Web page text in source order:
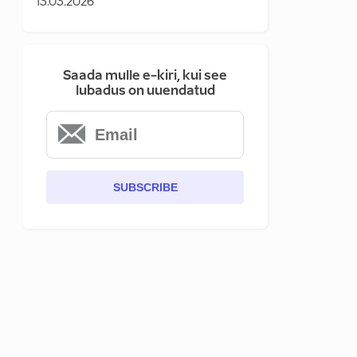
13.03.2026
Saada mulle e-kiri, kui see
lubadus on uuendatud
SUBSCRIBE